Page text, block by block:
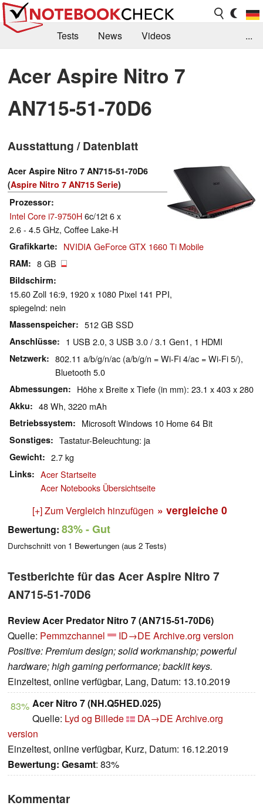
Tests News
Videos
Kaufberatung
Deals Suche
Jobs
Forum
...
Acer Aspire Nitro 7
AN715-51-70D6
Ausstattung / Datenblatt
Acer Aspire Nitro 7 AN715-51-70D6
(Aspire Nitro 7 AN715 Serie)
Prozessor
Intel Core i7-9750H6c/12t 6 x
2.6 - 4.5 GHz, Coffee Lake-H
Grafikkarte NVIDIA GeForce GTX 1660 Ti Mobile
RAM 8 GB
Bildschirm
15.60 Zoll 16:9, 1920 x 1080 Pixel 141 PPI,
spiegelnd: nein
Massenspeicher 512 GB SSD
Anschlüsse 1 USB 2.0, 3 USB 3.0 / 3.1 Gen1, 1 HDMI
Netzwerk
802.11 a/b/g/n/ac (a/b/g/n = Wi-Fi 4/ac = Wi-Fi 5/),
Bluetooth 5.0
Abmessungen Höhe x Breite x Tiefe (in mm): 23.1 x 403 x 280
Akku 48 Wh, 3220 mAh
Betriebssystem Microsoft Windows 10 Home 64 Bit
Sonstiges Tastatur-Beleuchtung: ja
Gewicht 2.7 kg
Links
Acer Startseite
Acer Notebooks Übersichtseite
[+] Zum Vergleich hinzufügen » vergleiche 0
Bewertung: 83%- Gut
Durchschnitt von 1 Bewertungen (aus 2 Tests)
Testberichte für das Acer Aspire Nitro 7
AN715-51-70D6
Review Acer Predator Nitro 7 (AN715-51-70D6)
Quelle: Pemmzchannel ID→DE Archive.org version
Positive: Premium design; solid workmanship; powerful
hardware; high gaming performance; backlit keys.
Einzeltest, online verfügbar, Lang, Datum: 13.10.2019
83% Acer Nitro 7 (NH.Q5HED.025)
Quelle: Lyd og Billede DA→DE Archive.org
version
Einzeltest, online verfügbar, Kurz, Datum: 16.12.2019
Bewertung: Gesamt: 83%
Kommentar